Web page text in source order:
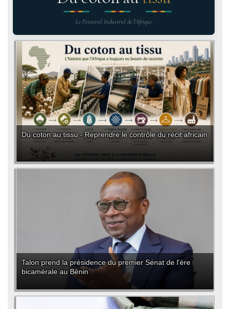
Le Potentiel Industriel de l'Afrique
Du coton au tissu - Reprendre le contrôle du récit africain
Talon prend la présidence du premier Sénat de l'ère
bicamérale au Bénin